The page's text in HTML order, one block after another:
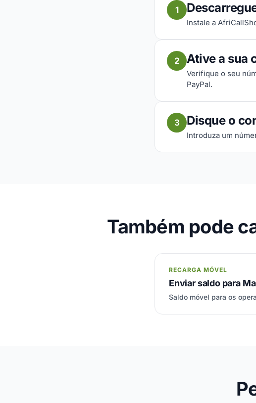
1
Instale a
2 Ative a sua
Verifique o seu
PayPal.
3 Disque o
Introduza um
Também pode
RECARGA MÓVEL
Enviar saldo para
Saldo móvel para os